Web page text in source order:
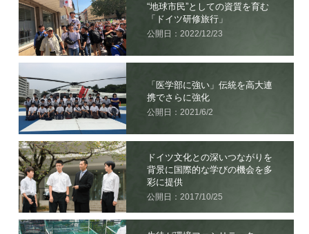
“地球市民”としての資質を育む
「ドイツ研修旅行」
公開日：2022/12/23
「医学部に強い」伝統を高大連
携でさらに強化
公開日：2021/6/2
ドイツ文化との深いつながりを
背景に国際的な学びの機会を多
彩に提供
公開日：2017/10/25